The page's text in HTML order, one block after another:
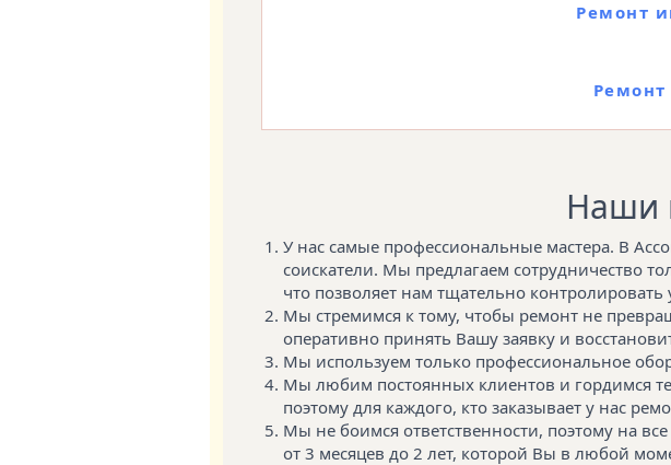
Ремонт
Наши
У нас самые профессиональные мастера. В
соискатели. Мы предлагаем сотрудничество
что позволяет нам тщательно
Мы стремимся к тому, чтобы ремонт не
оперативно принять Вашу заявку и
Мы используем только профессиональное
Мы любим постоянных клиентов и гордимся
поэтому для каждого, кто заказывает у нас
Мы не боимся ответственности, поэтому на
от 3 месяцев до 2 лет, которой Вы в любой